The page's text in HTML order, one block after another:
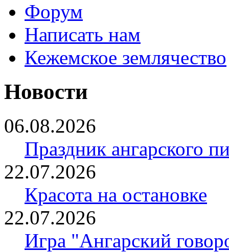
Форум
Написать нам
Кежемское землячество
Новости
06.08.2026
Праздник ангарского
22.07.2026
Красота на остановке
22.07.2026
Игра "Ангарский